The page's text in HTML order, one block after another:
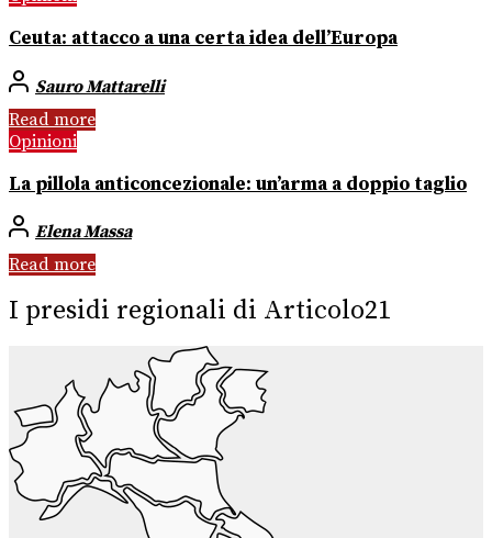
Ceuta: attacco a una certa idea dell’Europa
Sauro Mattarelli
Read more
Opinioni
La pillola anticoncezionale: un’arma a doppio taglio
Elena Massa
Read more
I presidi regionali di Articolo21